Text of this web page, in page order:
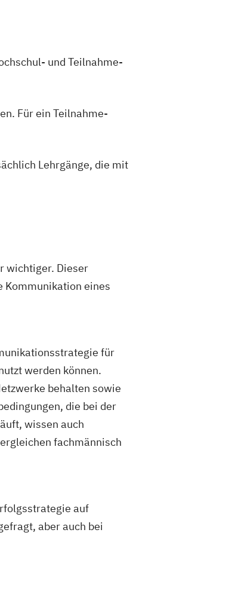
und Teilnahme-
Für ein Teilnahme-
Lehrgänge, die mit
wichtiger. Dieser
Kommunikation eines
für
werden können.
behalten sowie
die bei der
wissen auch
fachmännisch
auf
aber auch bei